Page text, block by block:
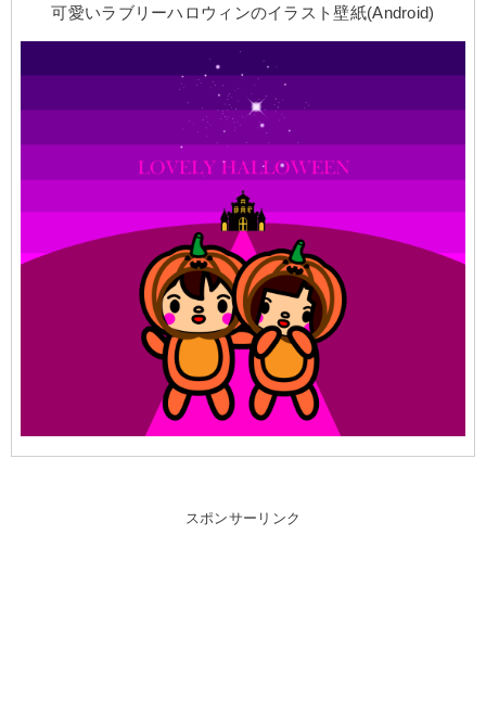
可愛いラブリーハロウィンのイラスト壁紙(Android)
スポンサーリンク